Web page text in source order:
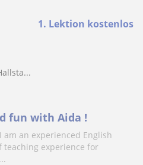
1. Lektion kostenlos
fun with Aida !
am an experienced English
teaching experience for